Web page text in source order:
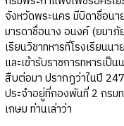
จังหวัดพระนคร มีบิดาชื่อน
มารดาชื่อนาง อนงค์ (ยมาภั
เรียนวิชาทหารที่โรงเรียน
และเข้ารับราชการทหารเป็
สืบต่อมา ปรากฏว่าในปี
ประจำอยู่ที่กองพันที่ 2 กรม
เกษม ท่านเล่าว่า